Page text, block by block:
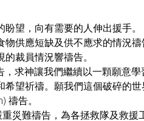
望，向有需要的人伸出援手。
供應短缺及供不應求的情況禱
裁員情況響禱告。
求神讓我們繼續以一顆願意
望祈禱。願我們這個破碎的世
禱告。
災難禱告，為各拯救隊及救援